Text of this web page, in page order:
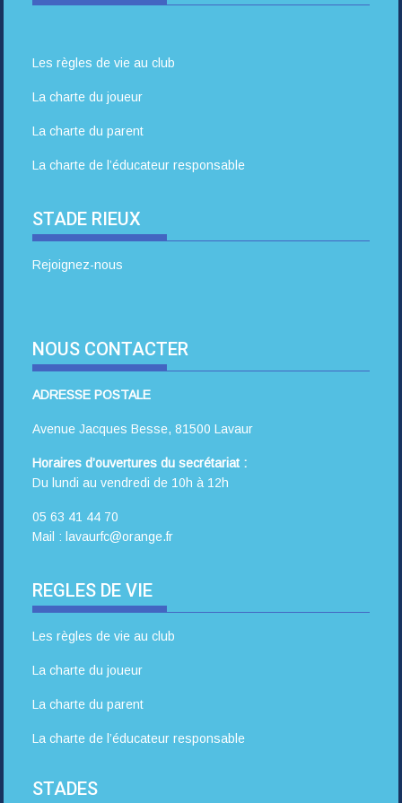
Les règles de vie au club
La charte du joueur
La charte du parent
La charte de l’éducateur responsable
STADE RIEUX
Rejoignez-nous
NOUS CONTACTER
ADRESSE POSTALE
Avenue Jacques Besse, 81500 Lavaur
Horaires d’ouvertures du secrétariat :
Du lundi au vendredi de 10h à 12h
05 63 41 44 70
Mail : lavaurfc@orange.fr
REGLES DE VIE
Les règles de vie au club
La charte du joueur
La charte du parent
La charte de l’éducateur responsable
STADES